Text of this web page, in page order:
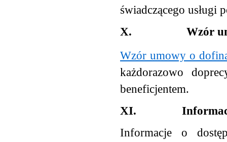
świadczącego usługi
X. Wzór
Wzór umowy o
każdorazowo
beneficjentem.
XI.
Informacje o